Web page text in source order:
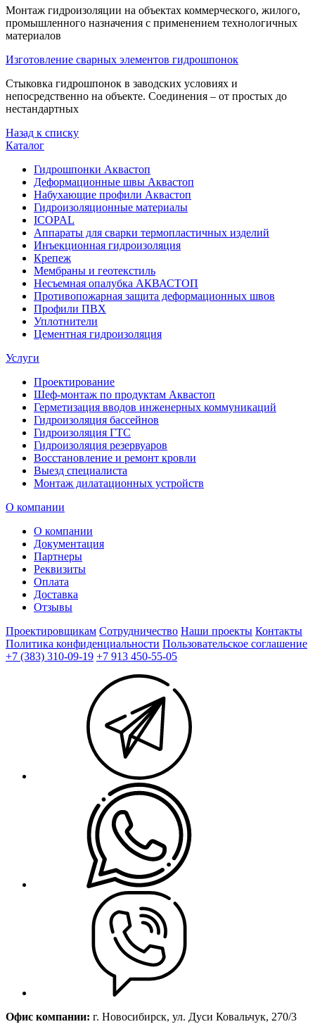
Монтаж гидроизоляции на объектах коммерческого, жилого,
промышленного назначения с применением технологичных
материалов
Изготовление сварных элементов гидрошпонок
Стыковка гидрошпонок в заводских условиях и
непосредственно на объекте. Соединения – от простых до
нестандартных
Назад к списку
Каталог
Гидрошпонки Аквастоп
Деформационные швы Аквастоп
Набухающие профили Аквастоп
Гидроизоляционные материалы
ICOPAL
Аппараты для сварки термопластичных изделий
Инъекционная гидроизоляция
Крепеж
Мембраны и геотекстиль
Несъемная опалубка АКВАСТОП
Противопожарная защита деформационных швов
Профили ПВХ
Уплотнители
Цементная гидроизоляция
Услуги
Проектирование
Шеф-монтаж по продуктам Аквастоп
Герметизация вводов инженерных коммуникаций
Гидроизоляция бассейнов
Гидроизоляция ГТС
Гидроизоляция резервуаров
Восстановление и ремонт кровли
Выезд специалиста
Монтаж дилатационных устройств
О компании
О компании
Документация
Партнеры
Реквизиты
Оплата
Доставка
Отзывы
Проектировщикам Сотрудничество Наши проекты Контакты
Политика конфиденциальности Пользовательское соглашение
+7 (383) 310-09-19 +7 913 450-55-05
Офис компании: г. Новосибирск, ул. Дуси Ковальчук, 270/3